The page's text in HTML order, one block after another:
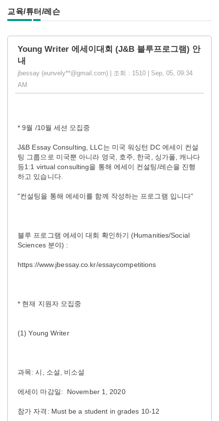
교육/튜터/레슨
Young Writer 에세이대회 (J&B 블루프로그램) 안
내
jbessay (eunvely**@gmail.com) | 조회 : 1510 | Sep, 05, 09:34
AM
* 9월 /10월 세션 모집중
J&B Essay Consulting, LLC는 미국 워싱턴 DC 에세이 컨설
팅 그룹으로 미국뿐 아니라 영국, 호주, 한국, 싱가폴, 캐나다
등1:1 virtual consulting을 통해 에세이 컨설팅/레슨을 진행
하고 있습니다.
"컨설팅을 통해 에세이를 함께 작성하는 프로그램 입니다"
블루 프로그램 에세이 대회 확인하기 (Humanities/Social
Sciences 분야) :
https://www.jbessay.co.kr/essaycompetitions
* 현재 지원자 모집중
(1) Young Writer
과목: 시, 소설, 비소설
에세이 마감일: November 1, 2020
참가 자격: Must be a student in grades 10-12